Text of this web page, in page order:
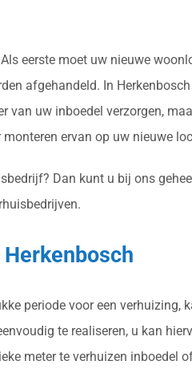
eerste moet uw nieuwe
afgehandeld. In
uw inboedel verzorgen,
ervan op uw nieuwe
Dan kunt u bij ons
periode voor een
te realiseren, u kan
meter te verhuizen inboedel